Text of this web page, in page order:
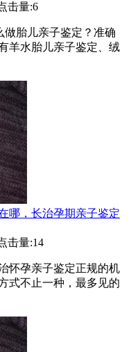
击量:6
胎儿亲子鉴定？准确
羊水胎儿亲子鉴定、绒
哪，长治孕期亲子鉴定
击量:14
怀孕亲子鉴定正规的机
式不止一种，最多见的